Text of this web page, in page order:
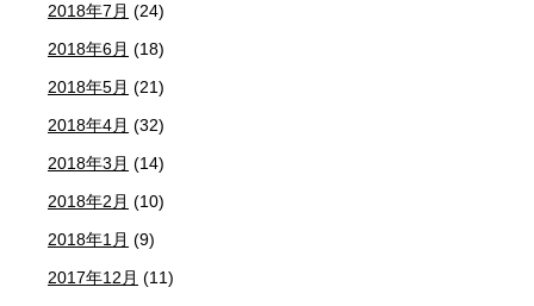
2018年7月 (24)
2018年6月 (18)
2018年5月 (21)
2018年4月 (32)
2018年3月 (14)
2018年2月 (10)
2018年1月 (9)
2017年12月 (11)